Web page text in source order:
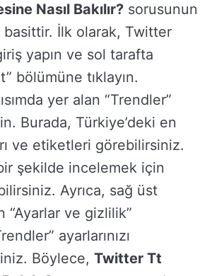
Nasıl Bakılır? sorusunun
basittir. İlk olarak, Twitter
yapın ve sol tarafta
bölümüne tıklayın.
yer alan “Trendler”
Burada, Türkiye’deki en
ve etiketleri görebilirsiniz.
şekilde incelemek için
Ayrıca, sağ üst
“Ayarlar ve gizlilik”
ayarlarınızı
Böylece, Twitter Tt